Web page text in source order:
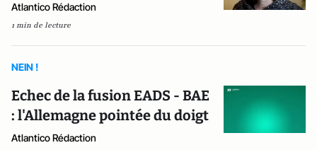
Atlantico Rédaction
1 min de lecture
NEIN !
Echec de la fusion EADS - BAE
: l'Allemagne pointée du doigt
Atlantico Rédaction